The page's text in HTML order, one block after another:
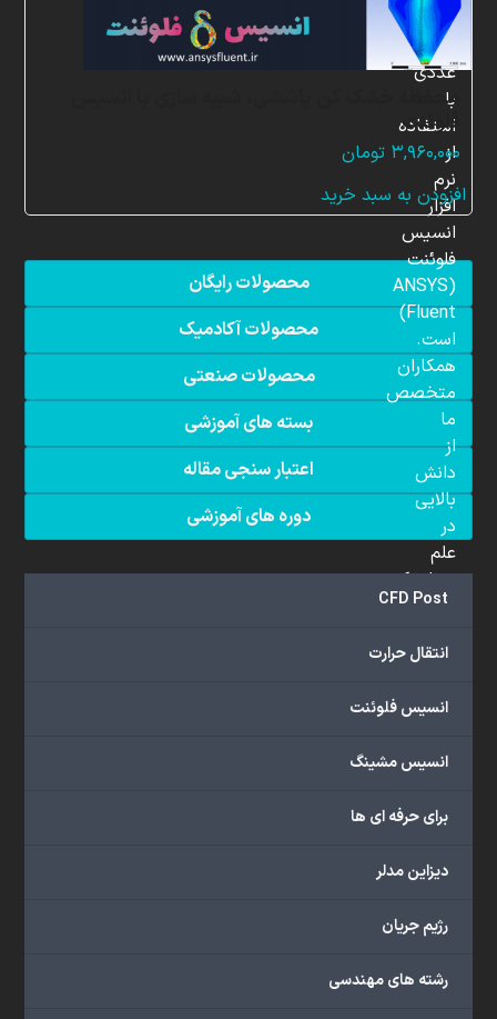
محفظه خشک کن پاششی، شبیه سازی با انسیس
فلوئنت
۳,۹۶۰,۰۰۰ تومان
افزودن به سبد خرید
محصولات رایگان
محصولات آکادمیک
محصولات صنعتی
بسته های آموزشی
اعتبار سنجی مقاله
دوره های آموزشی
CFD Post
انتقال حرارت
انسیس فلوئنت
انسیس مشینگ
برای حرفه ای ها
دیزاین مدلر
رژیم جریان
رشته های مهندسی
شبیه
سازی
عددی
با
استفاده
از
نرم
افزار
انسیس
فلوئنت
(ANSYS
Fluent)
است.
همکاران
متخصص
ما
از
دانش
بالایی
در
علم
دینامیک
سیالات
(CFD)
هستند.
ما
گسترده‌ای
با
دانشگاهی،
صنعتی